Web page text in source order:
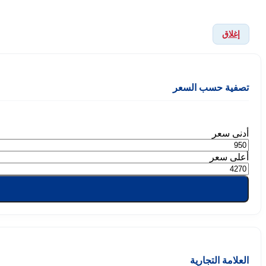
إغلاق
تصفية حسب السعر
أدنى سعر
أعلى سعر
العلامة التجارية